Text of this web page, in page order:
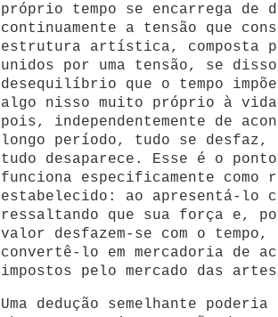
próprio tempo se encarrega de
continuamente a tensão que
estrutura artística, composta
unidos por uma tensão, se
desequilíbrio que o tempo impõe
algo nisso muito próprio à
pois, independentemente de
longo período, tudo se desfaz,
tudo desaparece. Esse é o
funciona especificamente como
estabelecido: ao apresentá-lo
ressaltando que sua força e,
valor desfazem-se com o
convertê-lo em mercadoria de
impostos pelo mercado das
Uma dedução semelhante